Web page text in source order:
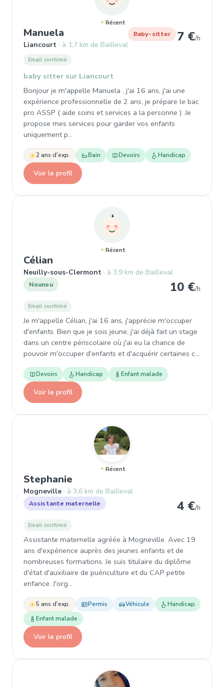
Récent
Manuela , Garde d'enfant à Liancourt
Liancourt à 1,7 km de Bailleval
Baby-sitter 7 €/h
Email confirmé
baby sitter sur Liancourt
Bonjour je m'appelle Manuela , j'ai 16 ans, j'ai une
expérience professionnelle de 2 ans, je prépare le bac
pro ASSP ( aide soins et services a la personne ). Je
propose mes services pour garder vos enfants
uniquement p…
2 ans d'exp. Bain Devoirs Handicap
Voir le profil
Récent
Célian
Neuilly-sous-Clermont à 3,9 km de Bailleval
Nounou 10 €/h
Email confirmé
Je m'appelle Célian, j'ai 16 ans, j'apprécie m'occuper
d'enfants. Bien que je sois jeune, j'ai déjà fait un stage
dans un centre périscolaire où j'ai eu la chance de
pouvoir m'occuper d'enfants et d'acquérir certaines c…
Devoirs Handicap Enfant malade
Voir le profil
Récent
Stephanie
Mogneville à 3,6 km de Bailleval
Assistante maternelle 4 €/h
Email confirmé
Assistante maternelle agréée à Mogneville. Avec 19
ans d'expérience auprès des jeunes enfants et de
nombreuses formations. Je suis titulaire du diplôme
d'état d'auxiliaire de puériculture et du CAP petite
enfance. J'org…
5 ans d'exp. Permis Véhicule
Handicap
Enfant malade
Voir le profil